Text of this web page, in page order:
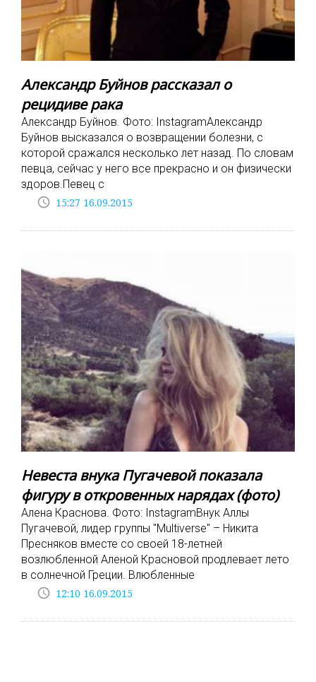
Александр Буйнов рассказал о
рецидиве рака
Александр Буйнов. Фото: InstagramАлександр
Буйнов высказался о возвращении болезни, с
которой сражался несколько лет назад. По словам
певца, сейчас у него все прекрасно и он физически
здоров.Певец с
access_time 15:27 16.09.2015
Невеста внука Пугачевой показала
фигуру в откровенных нарядах (фото)
Алена Краснова. Фото: InstagramВнук Аллы
Пугачевой, лидер группы "Multiverse" – Никита
Пресняков вместе со своей 18-летней
возлюбленной Аленой Красновой продлевает лето
в солнечной Греции. Влюбленные
access_time 12:10 16.09.2015